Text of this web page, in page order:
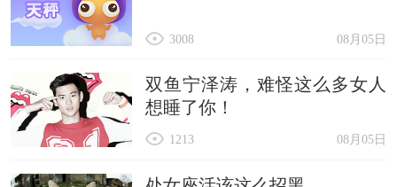
08月05日
3008
双鱼宁泽涛，难怪这么多女人
想睡了你！
08月05日
1213